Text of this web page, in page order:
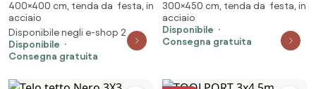
pieghevole, PREMIUM acciaio,
grigio scuro - (600099)
400×400 cm, tenda da festa, in
acciaio
Disponibile negli e-shop 2
Disponibile
Consegna gratuita
pieghevole, PREMIUM acciaio,
crema - (600047)
300×450 cm, tenda da festa, in
acciaio
Disponibile
Consegna gratuita